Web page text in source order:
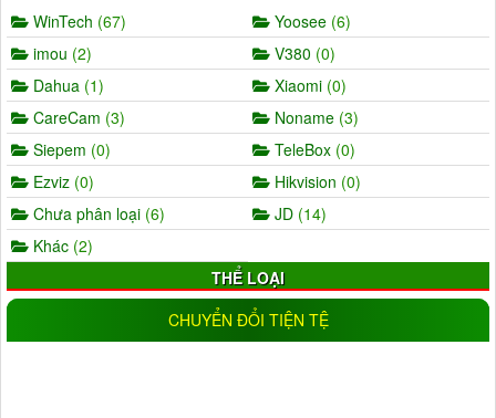
WinTech (67) Yoosee (6)
imou (2) V380 (0)
Dahua (1) Xiaomi (0)
CareCam (3) Noname (3)
Siepem (0) TeleBox (0)
Ezviz (0) Hikvision (0)
Chưa phân loại (6) JD (14)
Khác (2)
THỂ LOẠI
IP(11)
Wifi(17) IP wifi(19)
CHUYỂN ĐỔI TIỆN TỆ